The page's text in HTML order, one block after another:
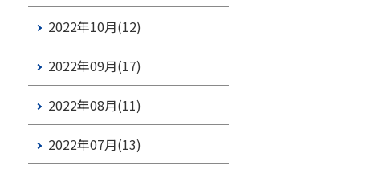
2022年10月(12)
2022年09月(17)
2022年08月(11)
2022年07月(13)